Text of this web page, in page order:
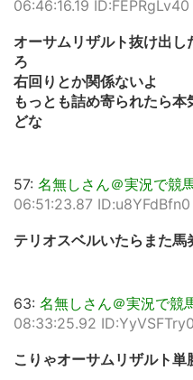
06:46:16.19 ID:FEPRgLv40
オーサムリザルト抜け出
ろ
右回りとか関係ないよ
もっとも詰め寄られたら
どな
57: 名無しさん＠実況で競
06:51:23.87 ID:u8YFdBfn0
テリオスベルいたらまた馬
63: 名無しさん＠実況で競
08:33:25.92 ID:YyVSFTry0
こりゃオーサムリザルト単